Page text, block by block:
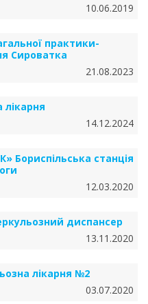
10.06.2019
практики-
Сироватка
21.08.2023
лікарня
14.12.2024
Бориспільська станція
12.03.2020
диспансер
13.11.2020
лікарня №2
03.07.2020